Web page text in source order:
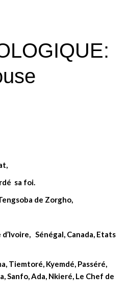
sa foi.
de Zorgho,
Sénégal, Canada, Etats
Tiemtoré, Kyemdé, Passéré,
Sanfo, Ada, Nkieré, Le Chef de